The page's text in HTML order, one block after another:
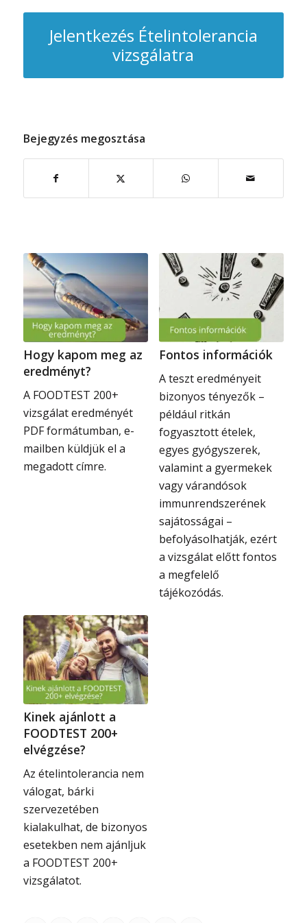
Jelentkezés Ételintolerancia
vizsgálatra
Bejegyzés megosztása
Hogy kapom meg az
eredményt?
A FOODTEST 200+
vizsgálat eredményét
PDF formátumban, e-
mailben küldjük el a
megadott címre.
Fontos információk
A teszt eredményeit
bizonyos tényezők –
például ritkán
fogyasztott ételek,
egyes gyógyszerek,
valamint a gyermekek
vagy várandósok
immunrendszerének
sajátosságai –
befolyásolhatják, ezért
a vizsgálat előtt fontos
a megfelelő
tájékozódás.
Kinek ajánlott a
FOODTEST 200+
elvégzése?
Az ételintolerancia nem
válogat, bárki
szervezetében
kialakulhat, de bizonyos
esetekben nem ajánljuk
a FOODTEST 200+
vizsgálatot.